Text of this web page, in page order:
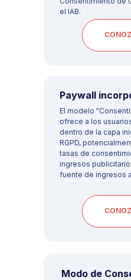
el IAB.
Paywall
El modelo
ofrece a los
dentro de la capa
RGPD,
tasas de
ingresos
fuente de ingresos
Modo de